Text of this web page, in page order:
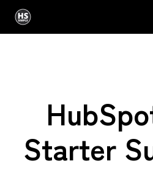
Starter